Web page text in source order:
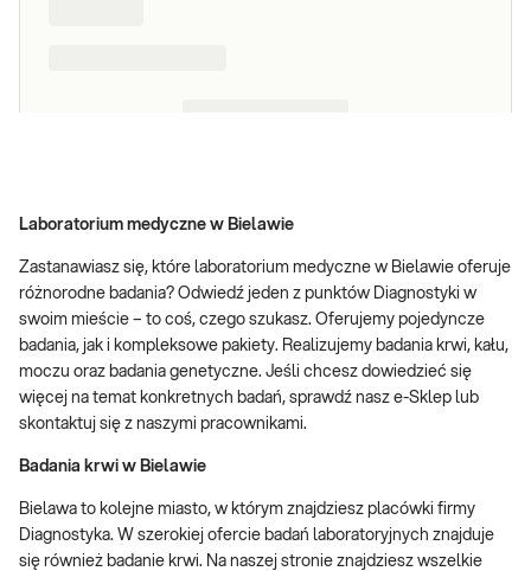
Laboratorium medyczne w Bielawie
Zastanawiasz się, które laboratorium medyczne w Bielawie oferuje
różnorodne badania? Odwiedź jeden z punktów Diagnostyki w
swoim mieście – to coś, czego szukasz. Oferujemy pojedyncze
badania, jak i kompleksowe pakiety. Realizujemy badania krwi, kału,
moczu oraz badania genetyczne. Jeśli chcesz dowiedzieć się
więcej na temat konkretnych badań, sprawdź nasz e-Sklep lub
skontaktuj się z naszymi pracownikami.
Badania krwi w Bielawie
Bielawa to kolejne miasto, w którym znajdziesz placówki firmy
Diagnostyka. W szerokiej ofercie badań laboratoryjnych znajduje
się również badanie krwi. Na naszej stronie znajdziesz wszelkie